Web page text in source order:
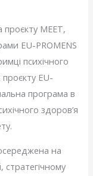
проєкту МЕЕТ,
EU-PROMENS
психічного
EU-
програма в
здоров’я
на
стратегічному